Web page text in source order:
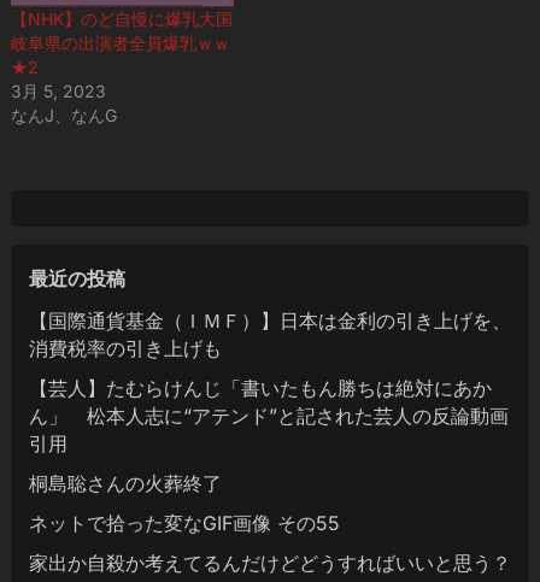
【NHK】のど自慢に爆乳大国
岐阜県の出演者全員爆乳ｗｗ
★2
3月 5, 2023
なんJ、なんG
最近の投稿
【国際通貨基金（ＩＭＦ）】日本は金利の引き上げを、
消費税率の引き上げも
【芸人】たむらけんじ「書いたもん勝ちは絶対にあか
ん」 松本人志に“アテンド”と記された芸人の反論動画
引用
桐島聡さんの火葬終了
ネットで拾った変なGIF画像 その55
家出か自殺か考えてるんだけどどうすればいいと思う？